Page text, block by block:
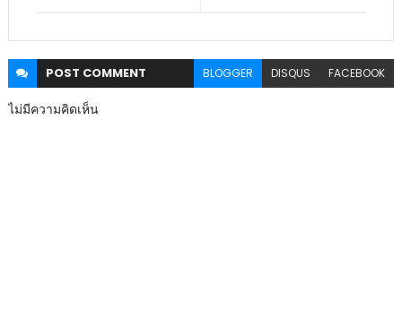
POST COMMENT BLOGGER DISQUS FACEBOOK
ไม่มีความคิดเห็น